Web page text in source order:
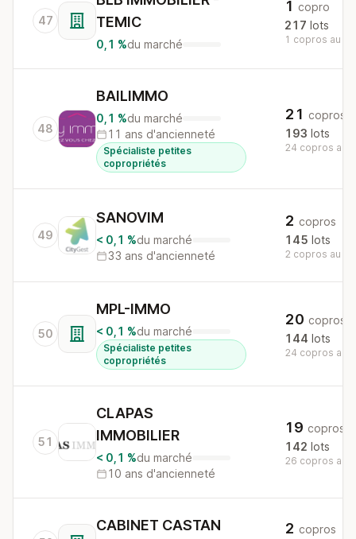
47
TEMIC
0,1 %du marché
1 copro
217 lots
1 copros au
48
BAILIMMO
0,1 %du marché
11 ans d'ancienneté
Spécialiste petites
copropriétés
21 copros
193 lots
24 copros au
49
SANOVIM
< 0,1 %du marché
33 ans d'ancienneté
2 copros
145 lots
2 copros au
50
MPL-IMMO
< 0,1 %du marché
Spécialiste petites
copropriétés
20 copros
144 lots
24 copros au
51
CLAPAS
IMMOBILIER
< 0,1 %du marché
10 ans d'ancienneté
19 copros
142 lots
26 copros au
CABINET CASTAN 2 copros